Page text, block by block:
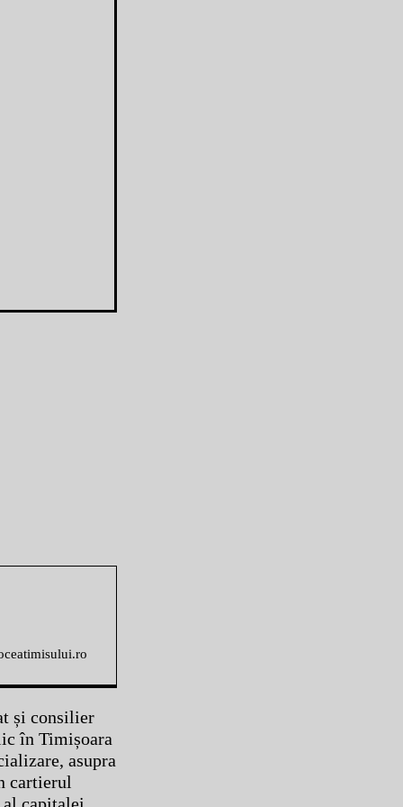
și consilier
în Timișoara
asupra
cartierul